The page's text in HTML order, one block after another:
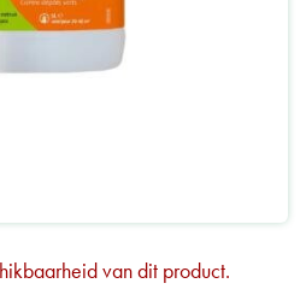
van dit product.